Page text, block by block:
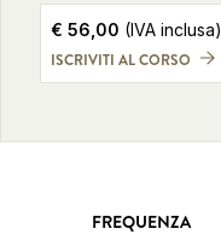
€ 56,00 (IVA inclusa)
ISCRIVITI AL CORSO
FREQUENZA